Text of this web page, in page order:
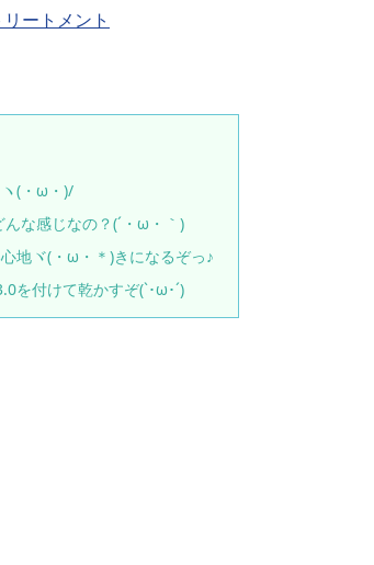
ートメント
(・ω・)/
な感じなの？(´・ω・｀)
地ヾ(・ω・＊)きになるぞっ♪
付けて乾かすぞ(`･ω･´)ゞ